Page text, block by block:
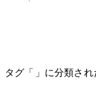
タグ「visionOS」に分